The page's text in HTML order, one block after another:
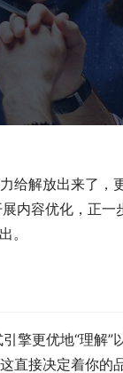
给解放出来了，
内容优化，正一
。
擎更优地“理解”
直接决定着你的